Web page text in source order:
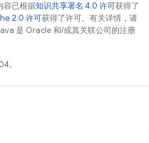
容已根据知识共享署名 4.0 许可获得了
2.0 许可获得了许可。有关详情，请
是 Oracle 和/或其关联公司的注册
。